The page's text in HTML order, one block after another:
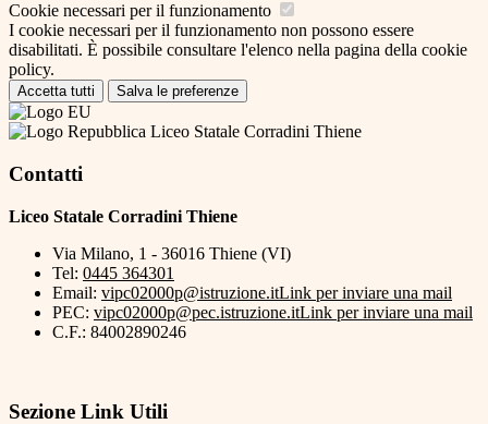
Cookie necessari per il funzionamento
I cookie necessari per il funzionamento non possono essere
disabilitati. È possibile consultare l'elenco nella pagina della cookie
policy.
Accetta tutti Salva le preferenze
Liceo Statale Corradini Thiene
Contatti
Liceo Statale Corradini Thiene
Via Milano, 1 - 36016 Thiene (VI)
Tel: 0445 364301
Email: vipc02000p@istruzione.itLink per inviare una mail
PEC: vipc02000p@pec.istruzione.itLink per inviare una mail
C.F.: 84002890246
Sezione Link Utili